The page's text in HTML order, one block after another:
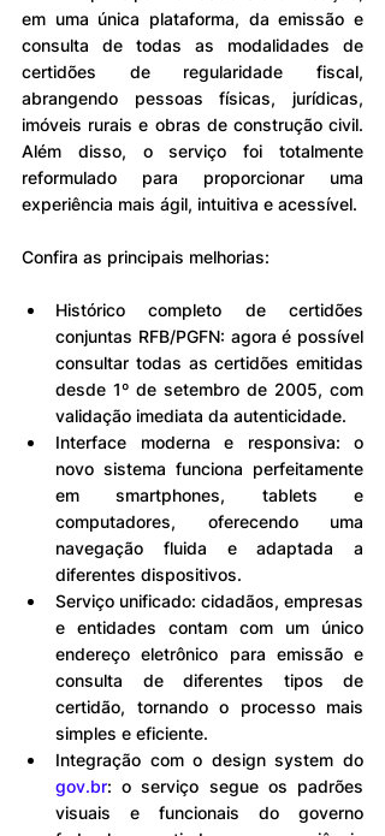
em uma única plataforma, da emissão e
consulta de todas as modalidades de
certidões de regularidade fiscal,
abrangendo pessoas físicas, jurídicas,
imóveis rurais e obras de construção civil.
Além disso, o serviço foi totalmente
reformulado para proporcionar uma
experiência mais ágil, intuitiva e acessível.
Confira as principais melhorias:
Histórico completo de certidões
conjuntas RFB/PGFN: agora é possível
consultar todas as certidões emitidas
desde 1º de setembro de 2005, com
validação imediata da autenticidade.
Interface moderna e responsiva: o
novo sistema funciona perfeitamente
em smartphones, tablets e
computadores, oferecendo uma
navegação fluida e adaptada a
diferentes dispositivos.
Serviço unificado: cidadãos, empresas
e entidades contam com um único
endereço eletrônico para emissão e
consulta de diferentes tipos de
certidão, tornando o processo mais
simples e eficiente.
gov.br: o serviço segue os padrões
visuais e funcionais do governo